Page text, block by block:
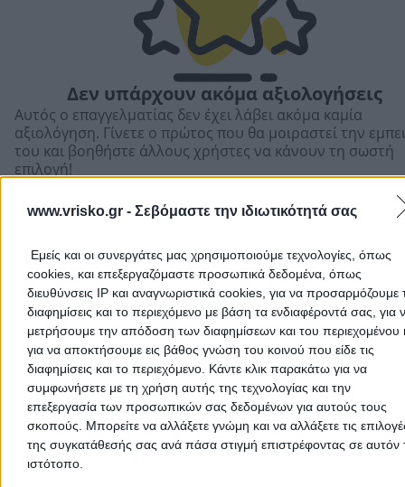
www.vrisko.gr - Σεβόμαστε την ιδιωτικότητά σας
Εμείς και οι συνεργάτες μας χρησιμοποιούμε τεχνολογίες, όπως
cookies, και επεξεργαζόμαστε προσωπικά δεδομένα, όπως
διευθύνσεις IP και αναγνωριστικά cookies, για να προσαρμόζουμε
διαφημίσεις και το περιεχόμενο με βάση τα ενδιαφέροντά σας, για
μετρήσουμε την απόδοση των διαφημίσεων και του περιεχομένου
για να αποκτήσουμε εις βάθος γνώση του κοινού που είδε τις
διαφημίσεις και το περιεχόμενο. Κάντε κλικ παρακάτω για να
συμφωνήσετε με τη χρήση αυτής της τεχνολογίας και την
επεξεργασία των προσωπικών σας δεδομένων για αυτούς τους
σκοπούς. Μπορείτε να αλλάξετε γνώμη και να αλλάξετε τις
της συγκατάθεσής σας ανά πάσα στιγμή επιστρέφοντας σε αυτόν
ιστότοπο.
Δεν υπάρχουν ακόμα αξιολογήσεις
Αυτός ο επαγγελματίας δεν έχει λάβει ακόμα καμία
αξιολόγηση. Γίνετε ο πρώτος που θα μοιραστεί την
του και βοηθήστε άλλους χρήστες να κάνουν τη σωστή
επιλογή!
Προσθήκη αξιολόγησης